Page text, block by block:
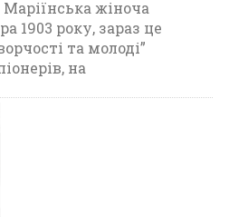
жіноча
1903 року, зараз це
та молоді”
на